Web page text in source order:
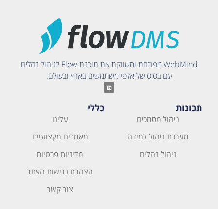
WebMind מפתחת ומשווקת את תוכנת Flow לניהול נהלים
עם בסיס של אלפי משתמשים בארץ ובעולם.
תכונות
ניהול מסמכים
מערכת ניהול למידה
ניהול נהלים
כללי
עלינו
מאמרים מקצועיים
מדיניות פרטיות
הצהרת נגישות האתר
צור קשר